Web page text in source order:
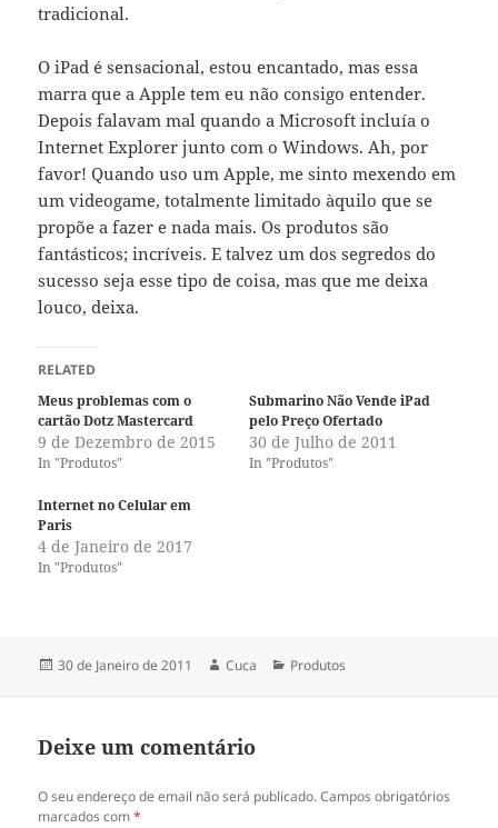
tradicional.
O iPad é sensacional, estou encantado, mas essa
marra que a Apple tem eu não consigo entender.
Depois falavam mal quando a Microsoft incluía o
Internet Explorer junto com o Windows. Ah, por
favor! Quando uso um Apple, me sinto mexendo em
um videogame, totalmente limitado àquilo que se
propõe a fazer e nada mais. Os produtos são
fantásticos; incríveis. E talvez um dos segredos do
sucesso seja esse tipo de coisa, mas que me deixa
louco, deixa.
RELATED
Meus problemas com o
cartão Dotz Mastercard
9 de Dezembro de 2015
In "Produtos"
Submarino Não Vende iPad
pelo Preço Ofertado
30 de Julho de 2011
In "Produtos"
Internet no Celular em
Paris
4 de Janeiro de 2017
In "Produtos"
Publicado
30 de Janeiro de 2011 Autor
Cuca Categorias
Produtos
Deixe um comentário
O seu endereço de email não será publicado. Campos obrigatórios
marcados com*